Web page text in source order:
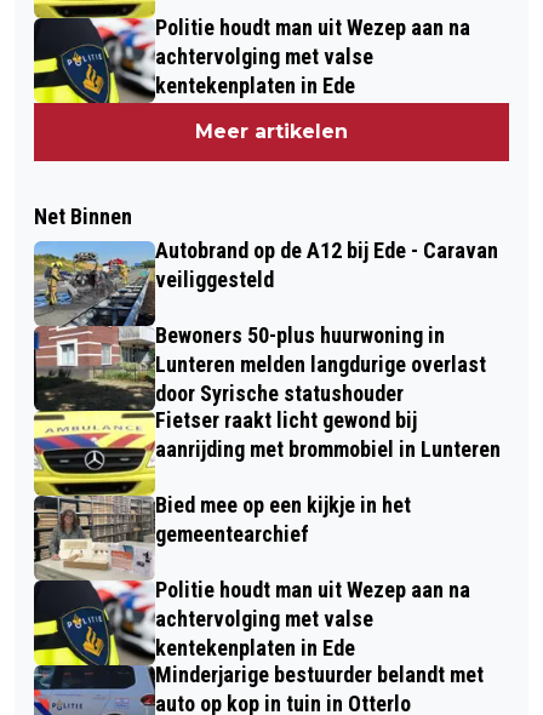
Politie houdt man uit Wezep aan na
achtervolging met valse
kentekenplaten in Ede
Meer artikelen
Net Binnen
Autobrand op de A12 bij Ede - Caravan
veiliggesteld
Bewoners 50-plus huurwoning in
Lunteren melden langdurige overlast
door Syrische statushouder
Fietser raakt licht gewond bij
aanrijding met brommobiel in Lunteren
Bied mee op een kijkje in het
gemeentearchief
Politie houdt man uit Wezep aan na
achtervolging met valse
kentekenplaten in Ede
Minderjarige bestuurder belandt met
auto op kop in tuin in Otterlo